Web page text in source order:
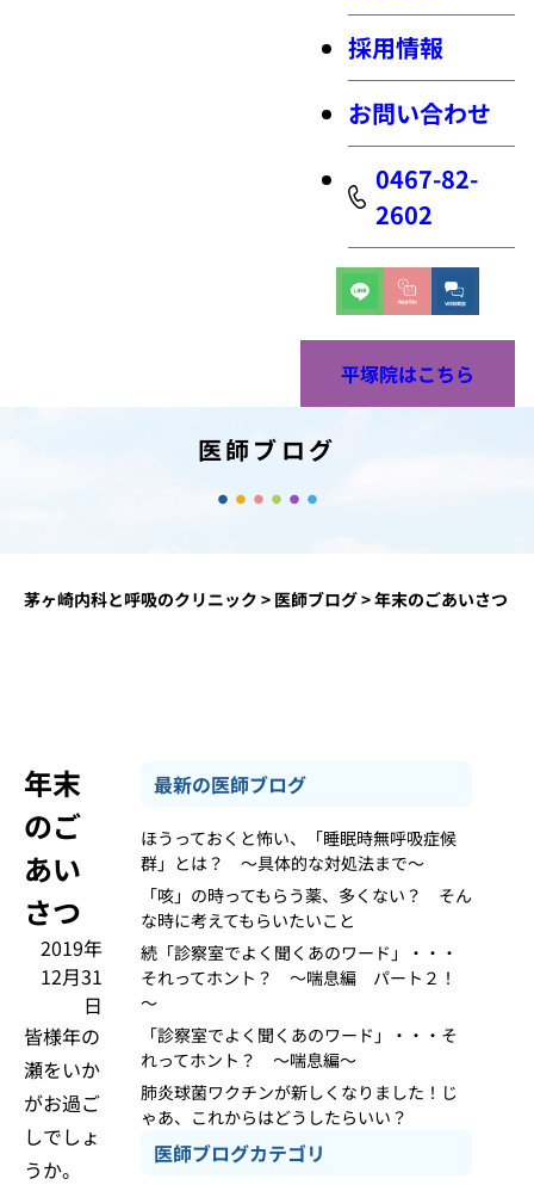
採用情報
お問い合わせ
0467-82-
2602
平塚院はこちら
医師ブログ
茅ヶ崎内科と呼吸のクリニック > 医師ブログ>年末のごあいさつ
年末
のご
あい
さつ
2019年
12月31
日
皆様年の
瀬をいか
がお過ご
しでしょ
うか。
最新の医師ブログ
ほうっておくと怖い、「睡眠時無呼吸症候
群」とは？ ～具体的な対処法まで～
「咳」の時ってもらう薬、多くない？ そん
な時に考えてもらいたいこと
続「診察室でよく聞くあのワード」・・・
それってホント？ ～喘息編 パート２！
～
「診察室でよく聞くあのワード」・・・そ
れってホント？ ～喘息編～
肺炎球菌ワクチンが新しくなりました！じ
ゃあ、これからはどうしたらいい？
医師ブログカテゴリ